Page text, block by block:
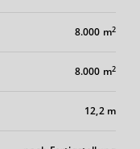
8.000 m2
8.000 m2
12,2 m